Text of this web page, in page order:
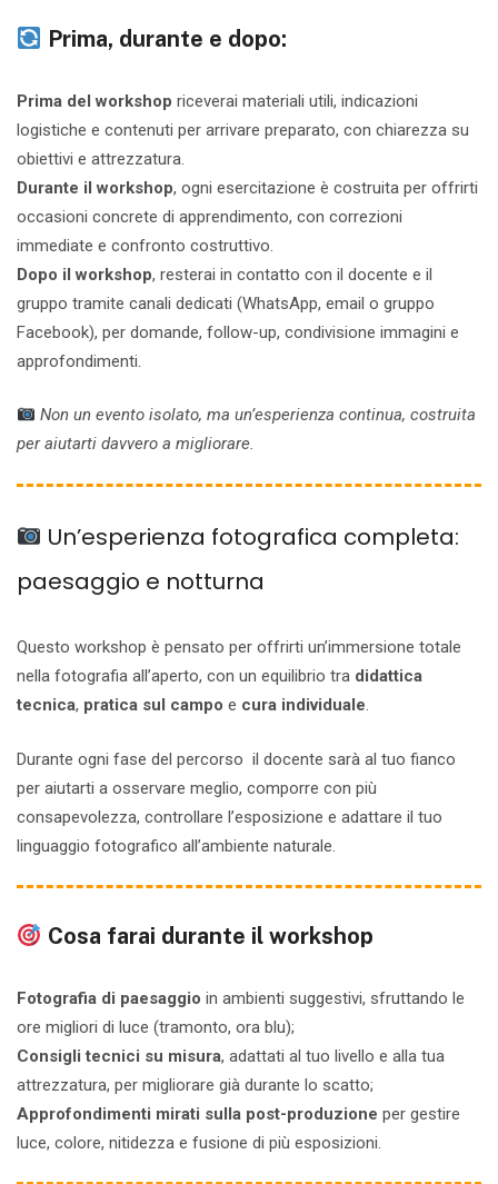
Prima, durante e dopo:
Prima del workshop riceverai materiali utili, indicazioni
logistiche e contenuti per arrivare preparato, con chiarezza su
obiettivi e attrezzatura.
Durante il workshop, ogni esercitazione è costruita per offrirti
occasioni concrete di apprendimento, con correzioni
immediate e confronto costruttivo.
Dopo il workshop, resterai in contatto con il docente e il
gruppo tramite canali dedicati (WhatsApp, email o gruppo
Facebook), per domande, follow-up, condivisione immagini e
approfondimenti.
Non un evento isolato, ma un’esperienza continua, costruita
per aiutarti davvero a migliorare.
Un’esperienza fotografica completa:
paesaggio e notturna
Questo workshop è pensato per offrirti un’immersione totale
nella fotografia all’aperto, con un equilibrio tra didattica
tecnica, pratica sul campo e cura individuale.
Durante ogni fase del percorso il docente sarà al tuo fianco
per aiutarti a osservare meglio, comporre con più
consapevolezza, controllare l’esposizione e adattare il tuo
linguaggio fotografico all’ambiente naturale.
Cosa farai durante il workshop
Fotografia di paesaggio in ambienti suggestivi, sfruttando le
ore migliori di luce (tramonto, ora blu);
Consigli tecnici su misura, adattati al tuo livello e alla tua
attrezzatura, per migliorare già durante lo scatto;
Approfondimenti mirati sulla post-produzione per gestire
luce, colore, nitidezza e fusione di più esposizioni.